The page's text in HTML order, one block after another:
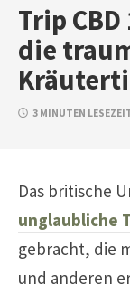
Trip
die
3 MINUTEN
Das britische
unglaubliche
gebracht, die
und anderen